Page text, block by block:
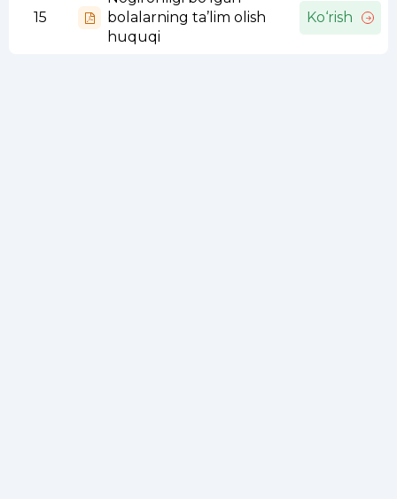
15
bolalarning ta’lim olish
huquqi
Ko‘rish